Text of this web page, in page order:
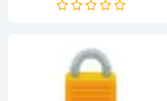
dotąd skalę. Dzięki